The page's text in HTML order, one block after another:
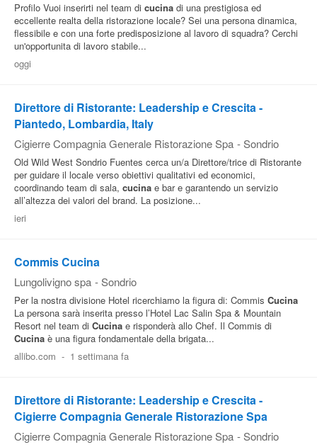
Profilo Vuoi inserirti nel team di cucina di una prestigiosa ed
eccellente realta della ristorazione locale? Sei una persona dinamica,
flessibile e con una forte predisposizione al lavoro di squadra? Cerchi
un'opportunita di lavoro stabile...
oggi
Direttore di Ristorante: Leadership e Crescita -
Piantedo, Lombardia, Italy
Cigierre Compagnia Generale Ristorazione Spa - Sondrio
Old Wild West Sondrio Fuentes cerca un/a Direttore/trice di Ristorante
per guidare il locale verso obiettivi qualitativi ed economici,
coordinando team di sala, cucina e bar e garantendo un servizio
all’altezza dei valori del brand. La posizione...
ieri
Commis Cucina
Lungolivigno spa - Sondrio
Per la nostra divisione Hotel ricerchiamo la figura di: Commis Cucina
La persona sarà inserita presso l’Hotel Lac Salin Spa & Mountain
Resort nel team di Cucina e risponderà allo Chef. Il Commis di
Cucina è una figura fondamentale della brigata...
allibo.com - 1 settimana fa
Direttore di Ristorante: Leadership e Crescita -
Cigierre Compagnia Generale Ristorazione Spa
Cigierre Compagnia Generale Ristorazione Spa - Sondrio